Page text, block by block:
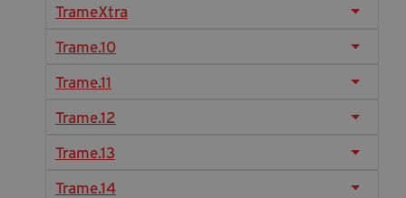
Visioni Civiche
Archivio Storico
Contatti
TrameXtra
Trame.10
Trame.11
Trame.12
Trame.13
Trame.14